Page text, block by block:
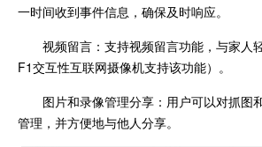
一时间收到事件信息，确保及时响应。
视频留言：支持视频留言功能，与家人
F1交互性互联网摄像机支持该功能）。
图片和录像管理分享：用户可以对抓图
管理，并方便地与他人分享。